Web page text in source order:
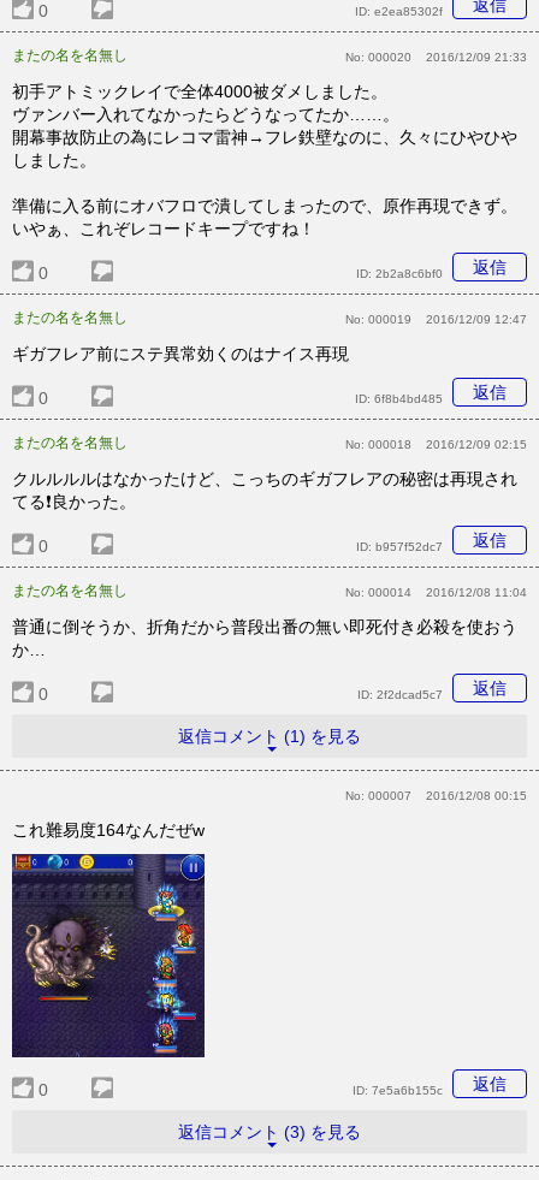
0 返信
ID: e2ea85302f
またの名を名無し No: 000020 2016/12/09 21:33
初手アトミックレイで全体4000被ダメしました。
ヴァンバー入れてなかったらどうなってたか……。
開幕事故防止の為にレコマ雷神→フレ鉄壁なのに、久々にひやひや
しました。
準備に入る前にオバフロで潰してしまったので、原作再現できず。
いやぁ、これぞレコードキープですね！
0 返信
ID: 2b2a8c6bf0
またの名を名無し No: 000019 2016/12/09 12:47
ギガフレア前にステ異常効くのはナイス再現
0 返信
ID: 6f8b4bd485
またの名を名無し No: 000018 2016/12/09 02:15
クルルルルはなかったけど、こっちのギガフレアの秘密は再現され
てる❗良かった。
0 返信
ID: b957f52dc7
またの名を名無し No: 000014 2016/12/08 11:04
普通に倒そうか、折角だから普段出番の無い即死付き必殺を使おう
か…
0 返信
ID: 2f2dcad5c7
返信コメント (1) を見る
No: 000007 2016/12/08 00:15
これ難易度164なんだぜw
0 返信
ID: 7e5a6b155c
返信コメント (3) を見る